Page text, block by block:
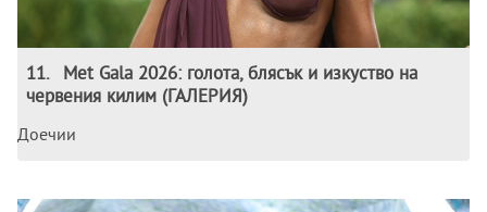
11.
Met Gala 2026: голота, блясък и изкуство на
червения килим (ГАЛЕРИЯ)
Доечии